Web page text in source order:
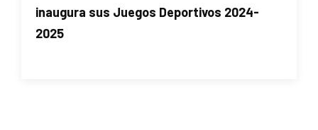
inaugura sus Juegos Deportivos 2024-
2025